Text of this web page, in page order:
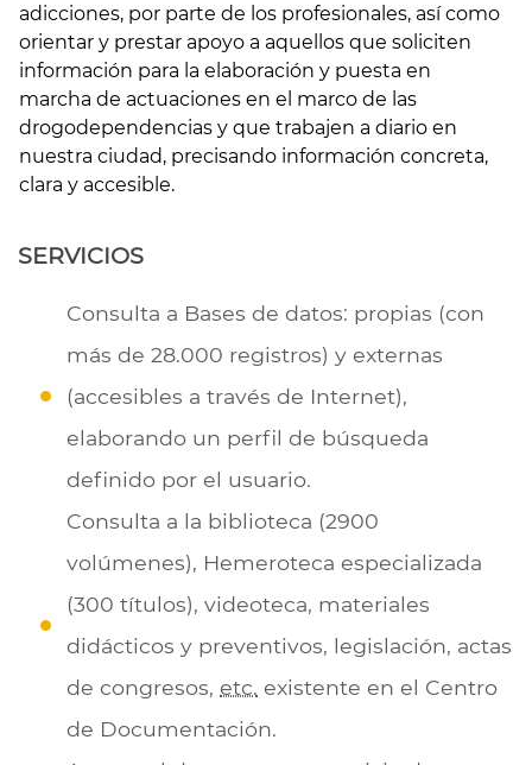
adicciones, por parte de los profesionales, así como
orientar y prestar apoyo a aquellos que soliciten
información para la elaboración y puesta en
marcha de actuaciones en el marco de las
drogodependencias y que trabajen a diario en
nuestra ciudad, precisando información concreta,
clara y accesible.
SERVICIOS
Consulta a Bases de datos: propias (con
más de 28.000 registros) y externas
(accesibles a través de Internet),
elaborando un perfil de búsqueda
definido por el usuario.
Consulta a la biblioteca (2900
volúmenes), Hemeroteca especializada
(300 títulos), videoteca, materiales
didácticos y preventivos, legislación, actas
de congresos, etc. existente en el Centro
de Documentación.